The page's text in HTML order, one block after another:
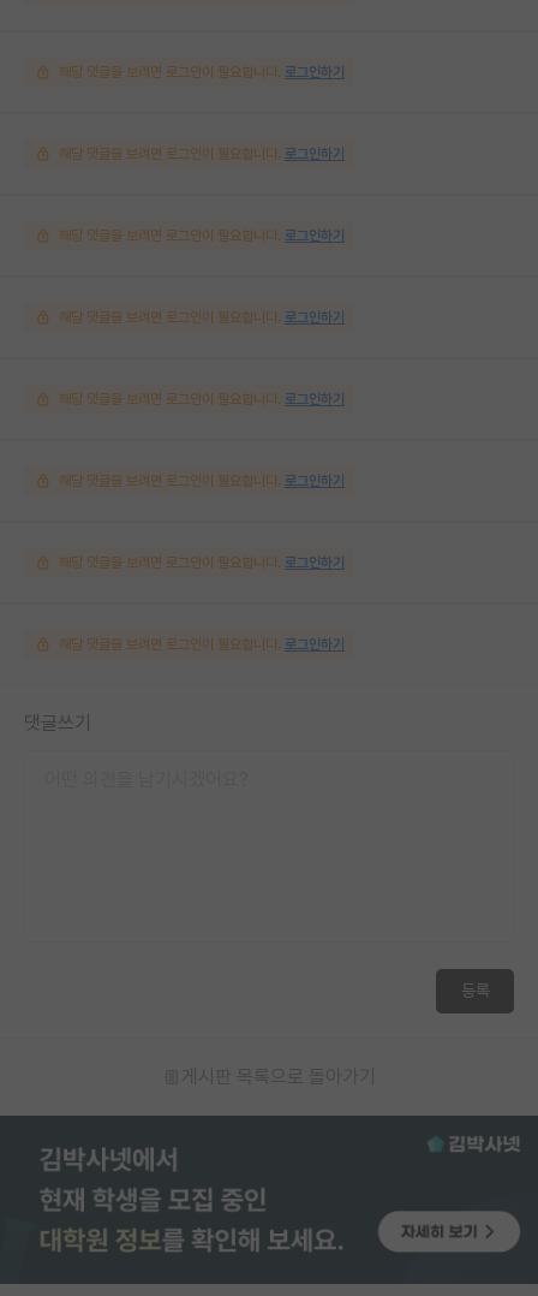
해당 댓글을 보려면 로그인이 필요합니다. 로그인하기
해당 댓글을 보려면 로그인이 필요합니다. 로그인하기
해당 댓글을 보려면 로그인이 필요합니다. 로그인하기
해당 댓글을 보려면 로그인이 필요합니다. 로그인하기
해당 댓글을 보려면 로그인이 필요합니다. 로그인하기
해당 댓글을 보려면 로그인이 필요합니다. 로그인하기
해당 댓글을 보려면 로그인이 필요합니다. 로그인하기
해당 댓글을 보려면 로그인이 필요합니다. 로그인하기
댓글쓰기
등록
게시판 목록으로 돌아가기